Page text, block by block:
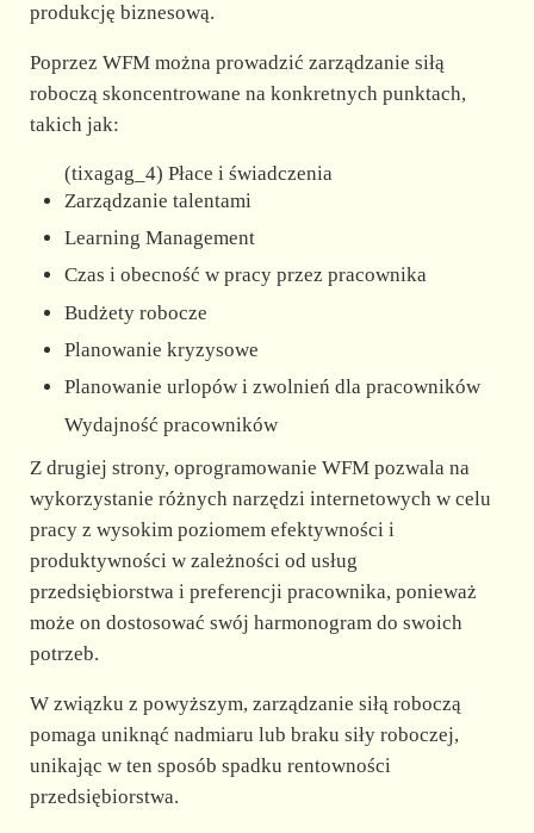
produkcję biznesową.
Poprzez WFM można prowadzić zarządzanie siłą
roboczą skoncentrowane na konkretnych punktach,
takich jak:
(tixagag_4) Płace i świadczenia
Zarządzanie talentami
Learning Management
Czas i obecność w pracy przez pracownika
Budżety robocze
Planowanie kryzysowe
Planowanie urlopów i zwolnień dla pracowników
Wydajność pracowników
Z drugiej strony, oprogramowanie WFM pozwala na
wykorzystanie różnych narzędzi internetowych w celu
pracy z wysokim poziomem efektywności i
produktywności w zależności od usług
przedsiębiorstwa i preferencji pracownika, ponieważ
może on dostosować swój harmonogram do swoich
potrzeb.
W związku z powyższym, zarządzanie siłą roboczą
pomaga uniknąć nadmiaru lub braku siły roboczej,
unikając w ten sposób spadku rentowności
przedsiębiorstwa.